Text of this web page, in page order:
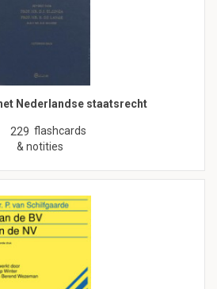
Nederlandse staatsrecht
229 flashcards
& notities